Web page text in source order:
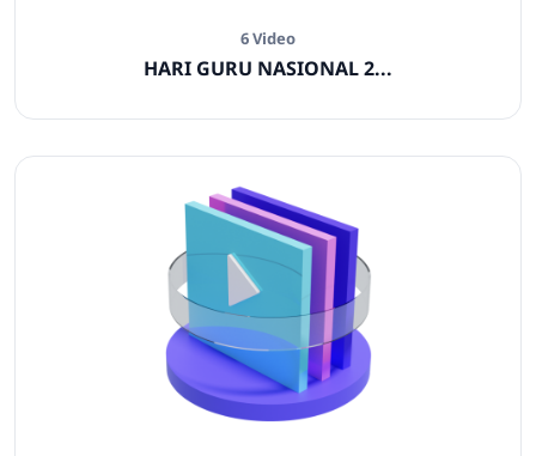
6 Video
HARI GURU NASIONAL 2...